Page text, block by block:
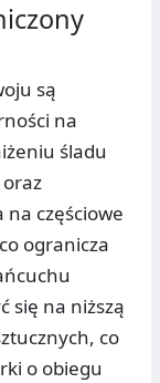
są
na
śladu
częściowe
ogranicza
się na niższą
co
o obiegu